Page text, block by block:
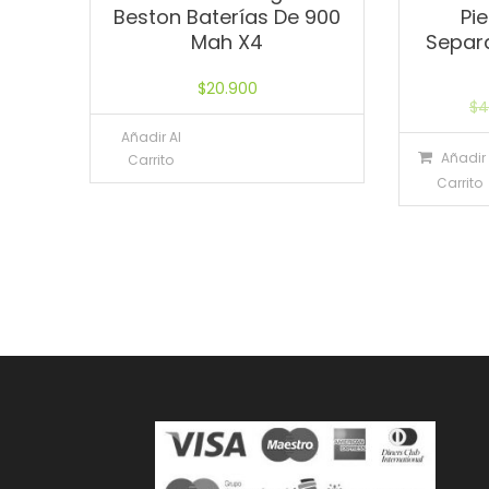
Beston Baterías De 900
Mah X4
$20.900
Añadir Al
Carrito
$
Añadir
Carrito